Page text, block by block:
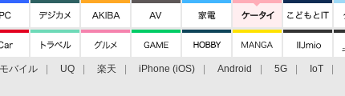
バイル UQ 楽天 iPhone (iOS) Android 5G IoT